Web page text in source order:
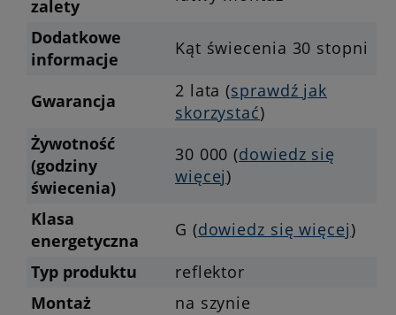
zalety
Dodatkowe
informacje
Kąt świecenia 30 stopni
Gwarancja 2 lata (sprawdź jak
skorzystać)
Żywotność
(godziny
świecenia)
30 000 (dowiedz się
więcej)
Klasa
energetyczna
G (dowiedz się więcej)
Typ produktu
reflektor
Montaż
na szynie